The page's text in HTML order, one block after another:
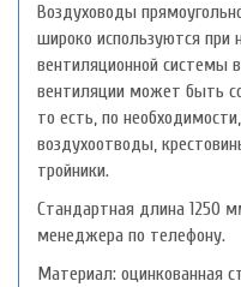
Воздуховоды
широко используются
вентиляционной системы
вентиляции может быть
то есть, по
воздухоотводы,
тройники.
Стандартная длина 1250
менеджера по телефону.
Материал: оцинкованная